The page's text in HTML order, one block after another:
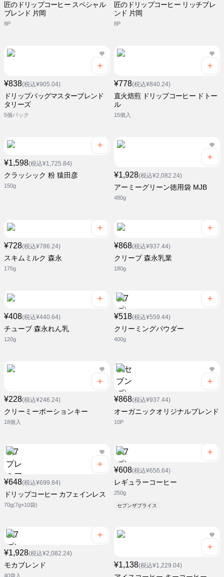
匠のドリップコーヒー スペシャル
ブレンド 片岡
8P
匠のドリップコーヒー リッチブレ
ンド 片岡
8P
¥838(税込¥905.04)
ドリップバッグマスターブレンド
タリーズ
5個パック
¥778(税込¥840.24)
直火焙煎 ドリップコーヒー ドトー
ル
15個入
¥1,598(税込¥1,725.84)
クラッシック 粉 猿田彦
150g
¥1,928(税込¥2,082.24)
アーミーグリーン徳用袋 MJB
480g
¥728(税込¥786.24)
スキムミルク 森永
175g
¥868(税込¥937.44)
クリープ 森永乳業
180g
¥408(税込¥440.64)
チューブ 森永れん乳
120g
¥518(税込¥559.44)
クリーミングパウダー
400g
¥228(税込¥246.24)
クリーミーポーションキー
18個入
¥868(税込¥937.44)
オーガニックオリジナルブレンド
10P
¥648(税込¥699.84)
ドリップコーヒー カフェインレス
70g(7g×10袋)
¥608(税込¥656.64)
レギュラーコーヒー
250g
セブンザプライス
¥1,928(税込¥2,082.24)
モカブレンド
40袋入
¥1,138(税込¥1,229.04)